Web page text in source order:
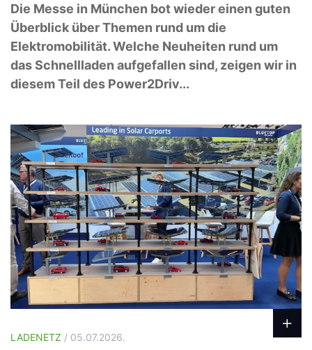
Die Messe in München bot wieder einen guten
Überblick über Themen rund um die
Elektromobilität. Welche Neuheiten rund um
das Schnellladen aufgefallen sind, zeigen wir in
diesem Teil des Power2Driv...
LADENETZ / 05.07.2026.